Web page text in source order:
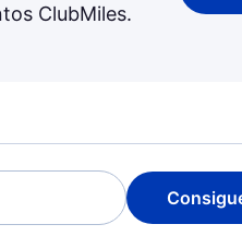
ClubMiles.